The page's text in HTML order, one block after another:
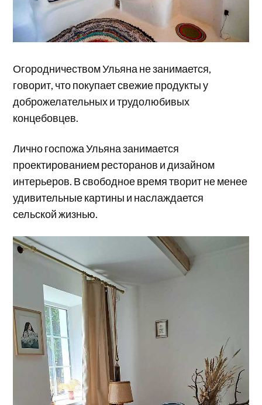
Огородничеством Ульяна не занимается,
говорит, что покупает свежие продукты у
доброжелательных и трудолюбивых
концебовцев.
Лично госпожа Ульяна занимается
проектированием ресторанов и дизайном
интерьеров. В свободное время творит не менее
удивительные картины и наслаждается
сельской жизнью.